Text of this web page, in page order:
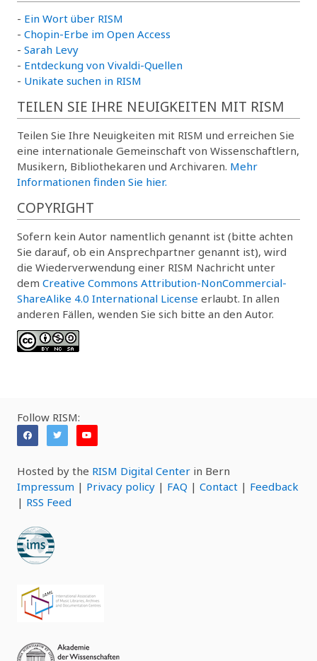
- Ein Wort über RISM
- Chopin-Erbe im Open Access
- Sarah Levy
- Entdeckung von Vivaldi-Quellen
- Unikate suchen in RISM
TEILEN SIE IHRE NEUIGKEITEN MIT RISM
Teilen Sie Ihre Neuigkeiten mit RISM und erreichen Sie
eine internationale Gemeinschaft von Wissenschaftlern,
Musikern, Bibliothekaren und Archivaren. Mehr
Informationen finden Sie hier.
COPYRIGHT
Sofern kein Autor namentlich genannt ist (bitte achten
Sie darauf, ob ein Ansprechpartner genannt ist), wird
die Wiederverwendung einer RISM Nachricht unter
dem Creative Commons Attribution-NonCommercial-
ShareAlike 4.0 International License erlaubt. In allen
anderen Fällen, wenden Sie sich bitte an den Autor.
Follow RISM:
Hosted by the RISM Digital Center in Bern
Impressum | Privacy policy | FAQ | Contact | Feedback
| RSS Feed